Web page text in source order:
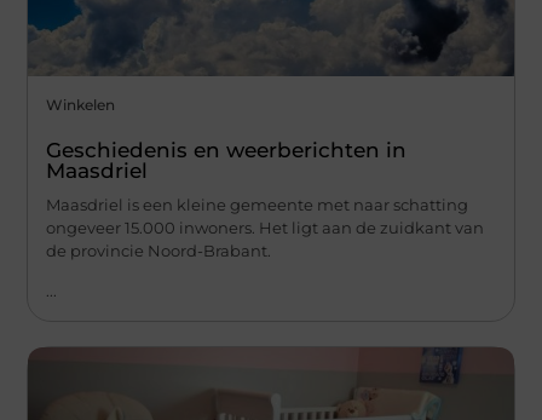
Winkelen
Geschiedenis en weerberichten in
Maasdriel
Maasdriel is een kleine gemeente met naar schatting
ongeveer 15.000 inwoners. Het ligt aan de zuidkant van
de provincie Noord-Brabant.
...